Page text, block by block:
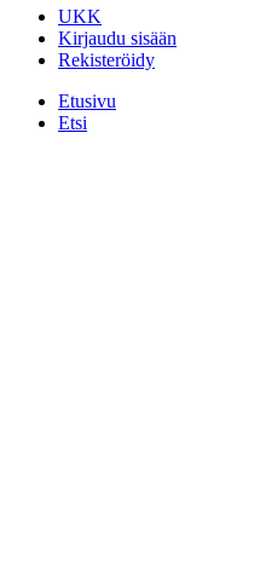
UKK
Kirjaudu sisään
Rekisteröidy
Etusivu
Etsi